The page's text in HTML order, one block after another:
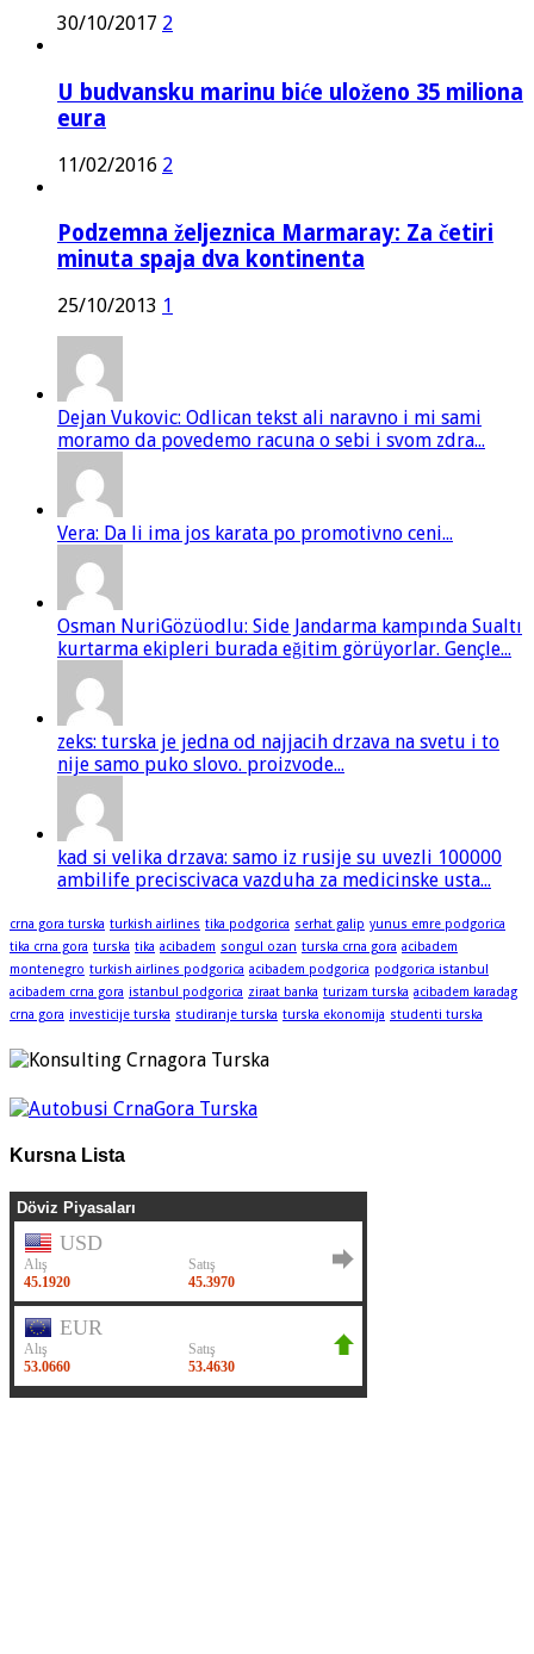
30/10/2017 2
U budvansku marinu biće uloženo 35 miliona
eura
11/02/2016 2
Podzemna željeznica Marmaray: Za četiri
minuta spaja dva kontinenta
25/10/2013 1
Dejan Vukovic: Odlican tekst ali naravno i mi sami
moramo da povedemo racuna o sebi i svom zdra...
Vera: Da li ima jos karata po promotivno ceni...
Osman NuriGözüodlu: Side Jandarma kampında Sualtı
kurtarma ekipleri burada eğitim görüyorlar. Gençle...
zeks: turska je jedna od najjacih drzava na svetu i to
nije samo puko slovo. proizvode...
kad si velika drzava: samo iz rusije su uvezli 100000
ambilife preciscivaca vazduha za medicinske usta...
crna gora turska turkish airlines tika podgorica serhat galip yunus emre podgorica
tika crna gora turska tika acibadem songul ozan turska crna gora acibadem
montenegro turkish airlines podgorica acibadem podgorica podgorica istanbul
acibadem crna gora istanbul podgorica ziraat banka turizam turska acibadem karadag
crna gora investicije turska studiranje turska turska ekonomija studenti turska
Kursna Lista